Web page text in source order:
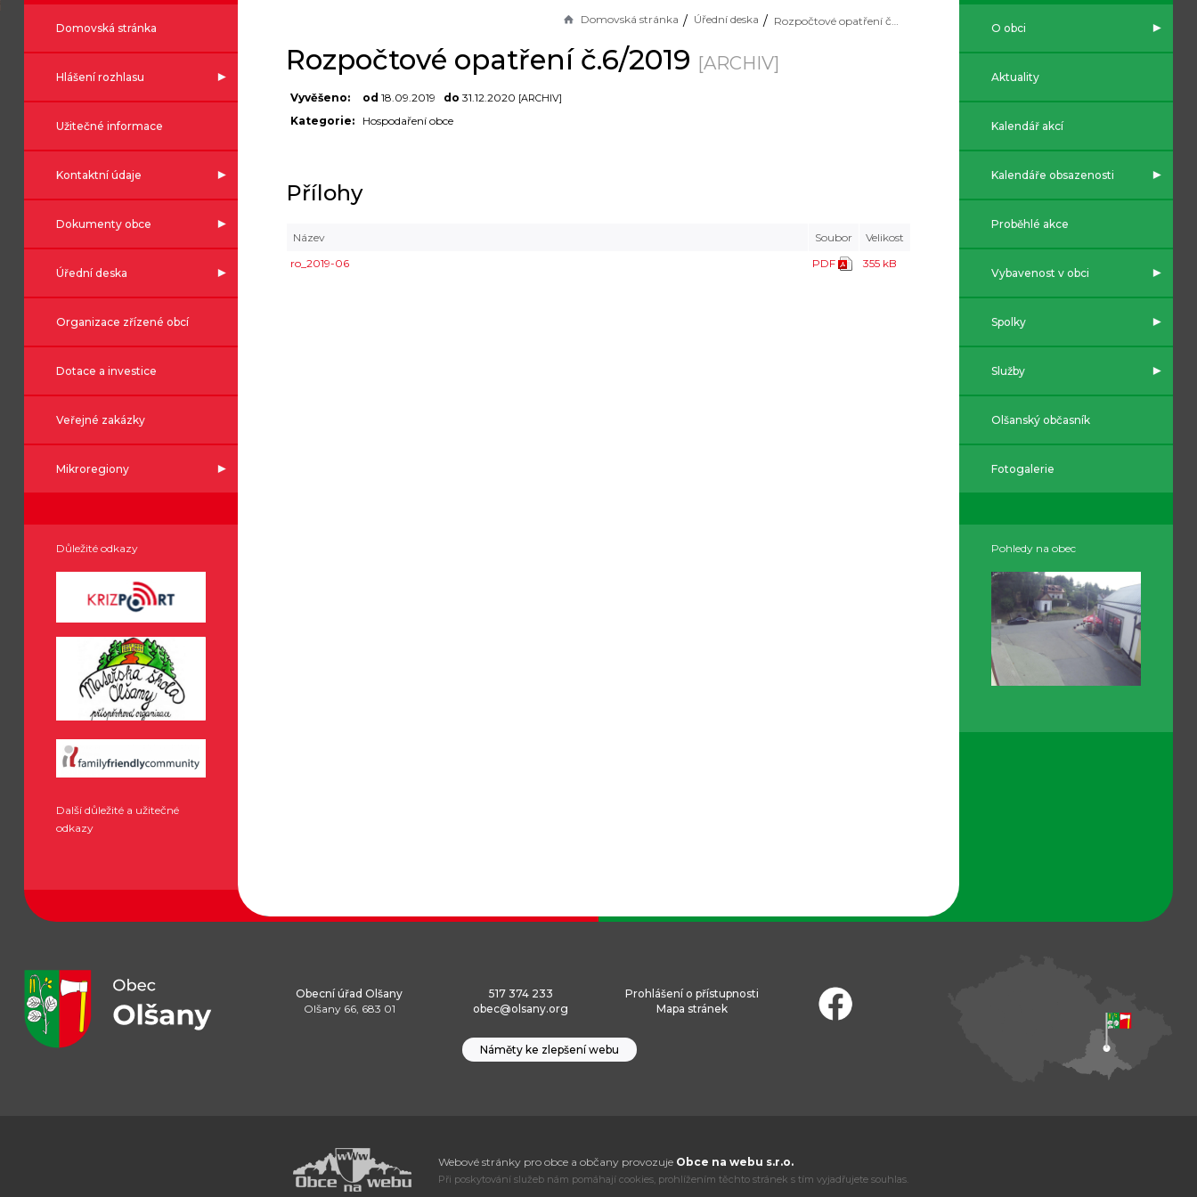
Domovská stránka
Hlášení rozhlasu
Užitečné informace
Kontaktní údaje
Dokumenty obce
Úřední deska
Organizace zřízené obcí
Dotace a investice
Veřejné zakázky
Mikroregiony
Důležité odkazy
Další důležité a užitečné
odkazy
Domovská stránka Úřední deska Rozpočtové opatření č.6/2019
Rozpočtové opatření č.6/2019 [ARCHIV]
Vyvěšeno: od 18.09.2019 do 31.12.2020 [ARCHIV]
Kategorie: Hospodaření obce
Přílohy
Název Soubor
Velikost
ro_2019-06
PDF 355 kB
O obci
Aktuality
Kalendář akcí
Kalendáře obsazenosti
Proběhlé akce
Vybavenost v obci
Spolky
Služby
Olšanský občasník
Fotogalerie
Pohledy na obec
Obecní úřad Olšany
Olšany 66, 683 01
517 374 233
obec@olsany.org
Prohlášení o přístupnosti
Mapa stránek
Náměty ke zlepšení webu
Webové stránky pro obce a občany provozuje Obce na webu s.r.o.
Při poskytování služeb nám pomáhají cookies, prohlížením těchto stránek s tím vyjadřujete souhlas.